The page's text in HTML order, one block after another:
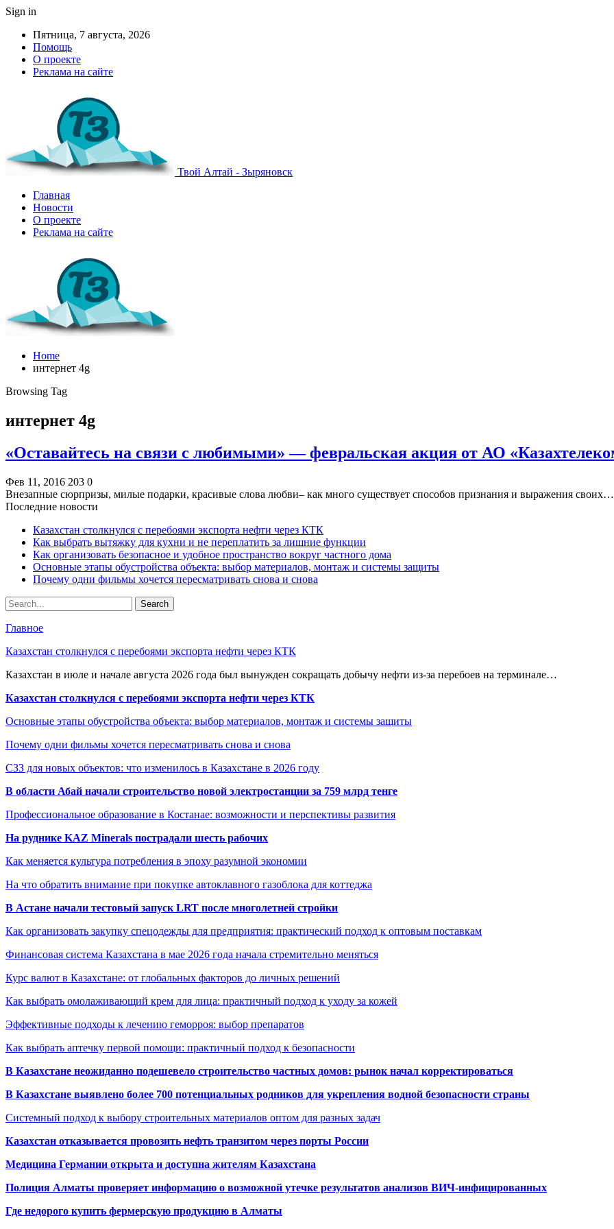
Sign in
Пятница, 7 августа, 2026
Помощь
О проекте
Реклама на сайте
Твой Алтай - Зыряновск
Главная
Новости
О проекте
Реклама на сайте
Home
интернет 4g
Browsing Tag
интернет 4g
«Оставайтесь на связи с любимыми» — февральская акция от АО
Фев 11, 2016 203 0
Внезапные сюрпризы, милые подарки, красивые слова любви– как много существует способов признания и выражения своих…
Последние новости
Казахстан столкнулся с перебоями экспорта нефти через КТК
Как выбрать вытяжку для кухни и не переплатить за лишние функции
Как организовать безопасное и удобное пространство вокруг частного дома
Основные этапы обустройства объекта: выбор материалов, монтаж и системы защиты
Почему одни фильмы хочется пересматривать снова и снова
Главное
Казахстан столкнулся с перебоями экспорта нефти через КТК
Казахстан в июле и начале августа 2026 года был вынужден сокращать добычу нефти из-за перебоев на терминале…
Казахстан столкнулся с перебоями экспорта нефти через КТК
Основные этапы обустройства объекта: выбор материалов, монтаж и системы защиты
Почему одни фильмы хочется пересматривать снова и снова
СЗЗ для новых объектов: что изменилось в Казахстане в 2026 году
В области Абай начали строительство новой электростанции за 759 млрд тенге
Профессиональное образование в Костанае: возможности и перспективы развития
На руднике KAZ Minerals пострадали шесть рабочих
Как меняется культура потребления в эпоху разумной экономии
На что обратить внимание при покупке автоклавного газоблока для коттеджа
В Астане начали тестовый запуск LRT после многолетней стройки
Как организовать закупку спецодежды для предприятия: практический подход к оптовым поставкам
Финансовая система Казахстана в мае 2026 года начала стремительно меняться
Курс валют в Казахстане: от глобальных факторов до личных решений
Как выбрать омолаживающий крем для лица: практичный подход к уходу за кожей
Эффективные подходы к лечению геморроя: выбор препаратов
Как выбрать аптечку первой помощи: практичный подход к безопасности
В Казахстане неожиданно подешевело строительство частных домов: рынок начал корректироваться
В Казахстане выявлено более 700 потенциальных родников для укрепления водной безопасности страны
Системный подход к выбору строительных материалов оптом для разных задач
Казахстан отказывается провозить нефть транзитом через порты России
Медицина Германии открыта и доступна жителям Казахстана
Полиция Алматы проверяет информацию о возможной утечке результатов анализов ВИЧ-инфицированных
Где недорого купить фермерскую продукцию в Алматы